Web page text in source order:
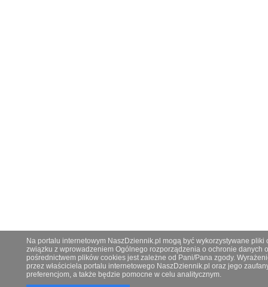
Na portalu internetowym NaszDziennik.pl mogą być wykorzystywane
związku z wprowadzeniem Ogólnego rozporządzenia o ochronie danych
pośrednictwem plików cookies jest zależne od Pani/Pana zgody.
przez właściciela portalu internetowego NaszDziennik.pl oraz jego
preferencjom, a także będzie pomocne w celu analitycznym.